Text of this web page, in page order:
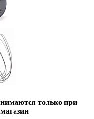
только при